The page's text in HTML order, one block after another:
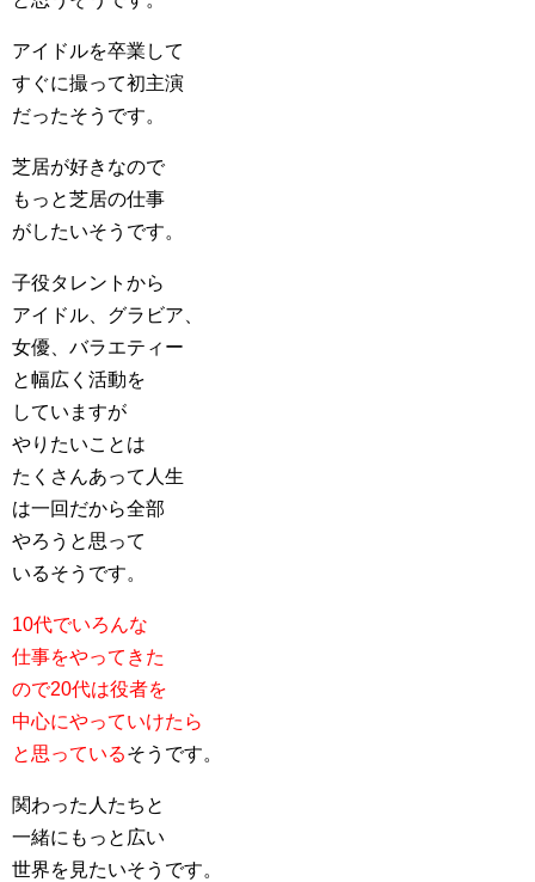
アイドルを卒業して
すぐに撮って初主演
だったそうです。
芝居が好きなので
もっと芝居の仕事
がしたいそうです。
子役タレントから
アイドル、グラビア、
女優、バラエティー
と幅広く活動を
していますが
やりたいことは
たくさんあって人生
は一回だから全部
やろうと思って
いるそうです。
10代でいろんな
仕事をやってきた
ので20代は役者を
中心にやっていけたら
と思っているそうです。
関わった人たちと
一緒にもっと広い
世界を見たいそうです。